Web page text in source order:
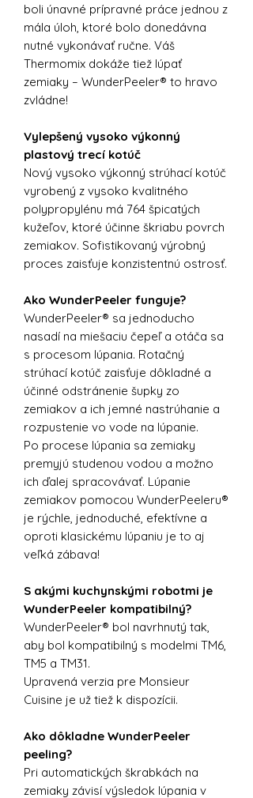
boli únavné prípravné práce jednou z
mála úloh, ktoré bolo donedávna
nutné vykonávať ručne. Váš
Thermomix dokáže tiež lúpať
zemiaky – WunderPeeler® to hravo
zvládne!
Vylepšený vysoko výkonný
plastový trecí kotúč
Nový vysoko výkonný strúhací kotúč
vyrobený z vysoko kvalitného
polypropylénu má 764 špicatých
kužeľov, ktoré účinne škriabu povrch
zemiakov. Sofistikovaný výrobný
proces zaisťuje konzistentnú ostrosť.
Ako WunderPeeler funguje?
WunderPeeler® sa jednoducho
nasadí na miešaciu čepeľ a otáča sa
s procesom lúpania. Rotačný
strúhací kotúč zaisťuje dôkladné a
účinné odstránenie šupky zo
zemiakov a ich jemné nastrúhanie a
rozpustenie vo vode na lúpanie.
Po procese lúpania sa zemiaky
premyjú studenou vodou a možno
ich ďalej spracovávať. Lúpanie
zemiakov pomocou WunderPeeleru®
je rýchle, jednoduché, efektívne a
oproti klasickému lúpaniu je to aj
veľká zábava!
S akými kuchynskými robotmi je
WunderPeeler kompatibilný?
WunderPeeler® bol navrhnutý tak,
aby bol kompatibilný s modelmi TM6,
TM5 a TM31.
Upravená verzia pre Monsieur
Cuisine je už tiež k dispozícii.
Ako dôkladne WunderPeeler
peeling?
Pri automatických škrabkách na
zemiaky závisí výsledok lúpania v